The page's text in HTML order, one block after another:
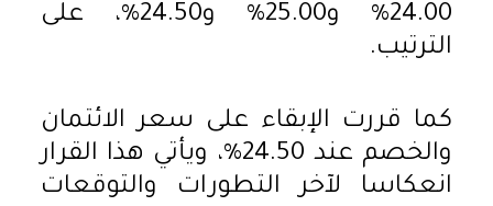
24.00% و25.00% و24.50%، على
الترتيب.
كما قررت الإبقاء على سعر الائتمان
والخصم عند 24.50%، ويأتي هذا القرار
انعكاسا لآخر التطورات والتوقعات